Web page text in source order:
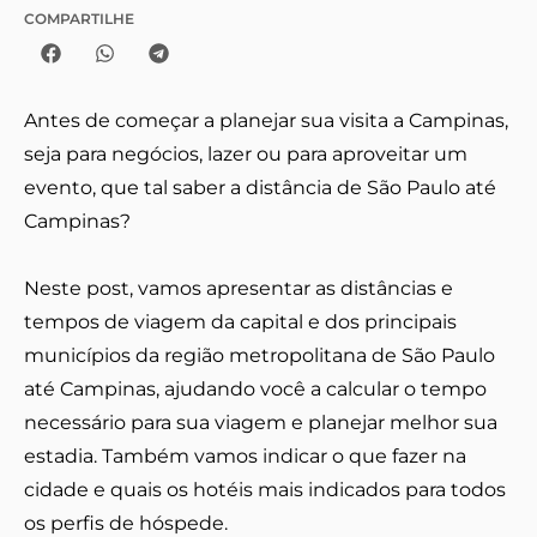
COMPARTILHE
Antes de começar a planejar sua visita a Campinas,
seja para negócios, lazer ou para aproveitar um
evento, que tal saber a distância de São Paulo até
Campinas?
Neste post, vamos apresentar as distâncias e
tempos de viagem da capital e dos principais
municípios da região metropolitana de São Paulo
até Campinas, ajudando você a calcular o tempo
necessário para sua viagem e planejar melhor sua
estadia. Também vamos indicar o que fazer na
cidade e quais os hotéis mais indicados para todos
os perfis de hóspede.